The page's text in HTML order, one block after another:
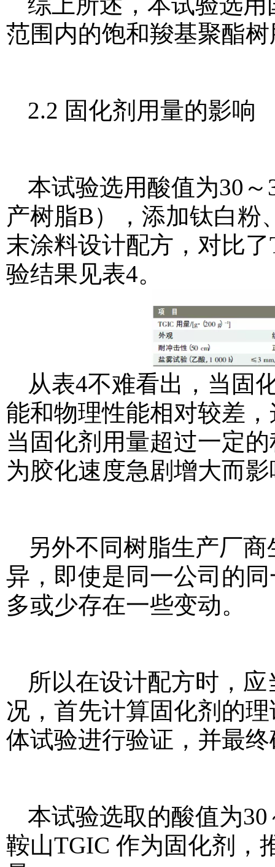
范围内的饱和羧基聚酯
2.2 固化剂用量的影响
本试验选用酸值为30
产树脂B），添加钛白粉
末涂料设计配方，对比
验结果见表4。
从表4不难看出，当固
能和物理性能相对较差
当固化剂用量超过一定
为胶化速度急剧增大而
另外不同树脂生产厂
异，即使是同一公司的
多或少存在一些变动。
所以在设计配方时，
况，首先计算固化剂的
体试验进行验证，并最
本试验选取的酸值为
鞍山TGIC 作为固化剂，